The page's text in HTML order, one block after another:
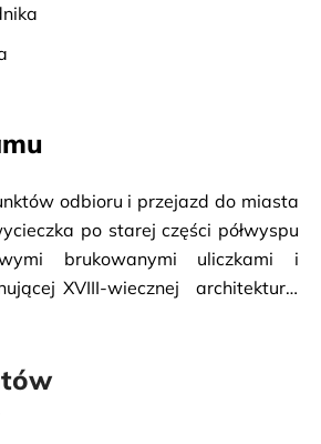
odbioru i przejazd do miasta
po starej części półwyspu
brukowanymi uliczkami i
XVIII-wiecznej
architektury.